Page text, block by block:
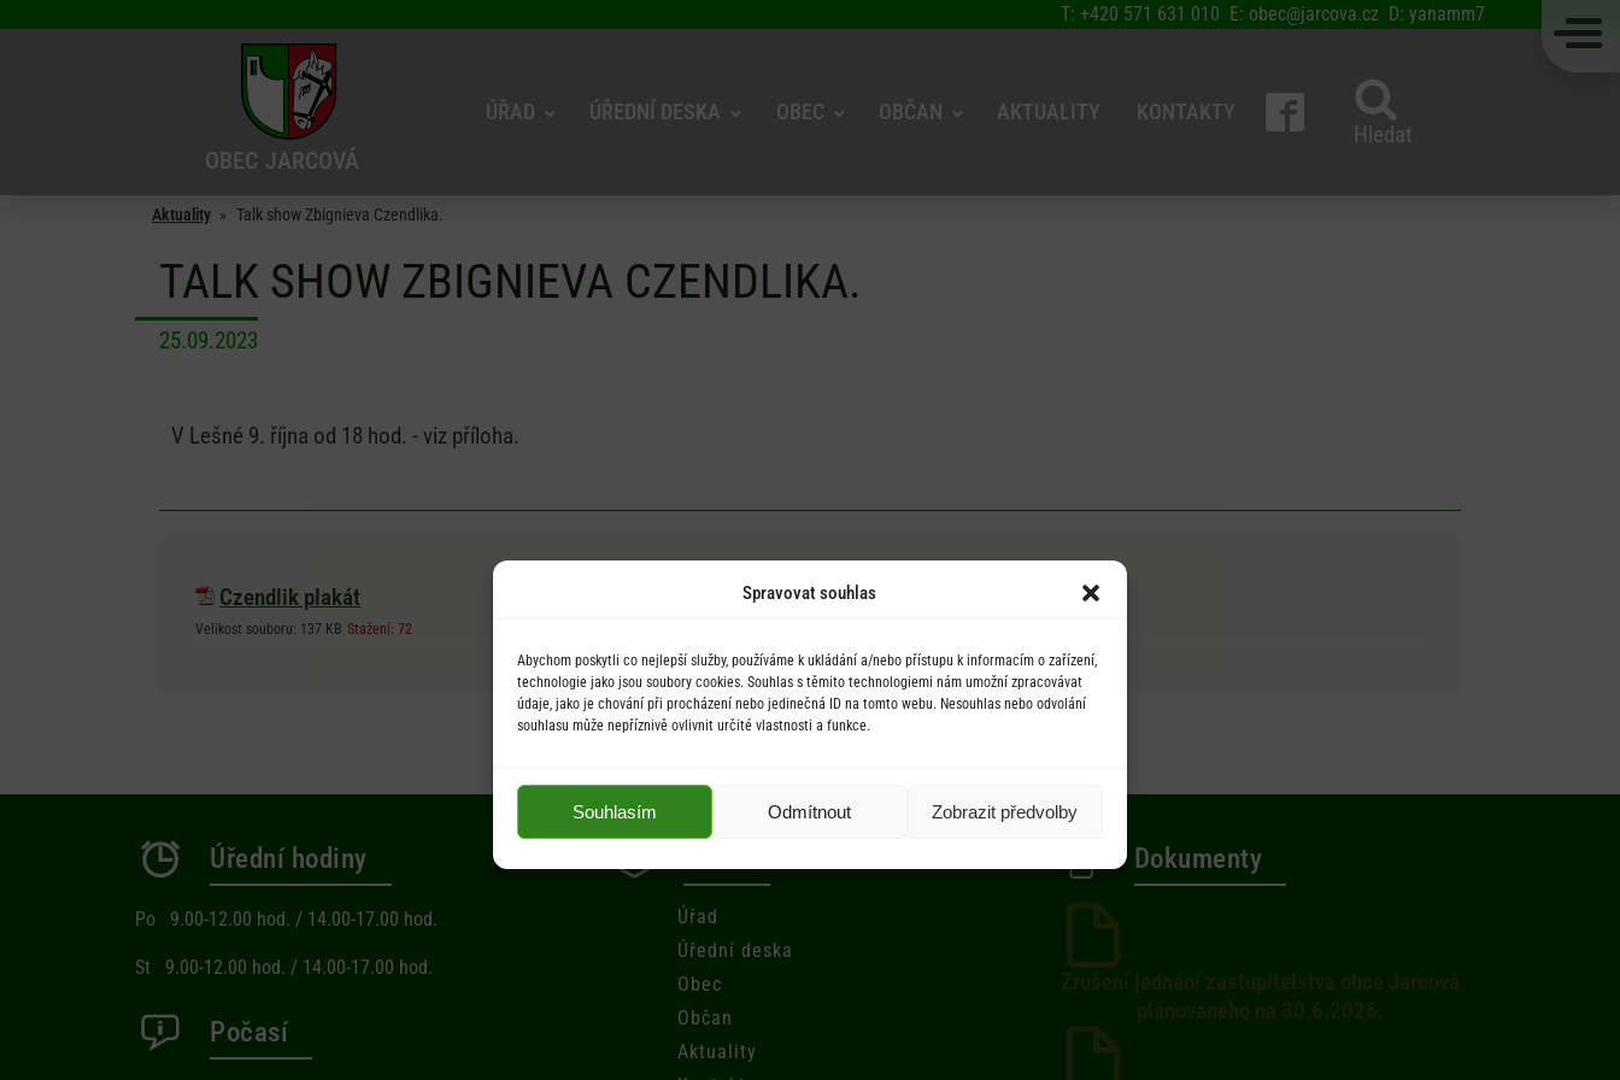
Spravovat souhlas
Abychom poskytli co nejlepší služby, používáme k ukládání a/nebo přístupu k informacím o zařízení,
technologie jako jsou soubory cookies. Souhlas s těmito technologiemi nám umožní zpracovávat
údaje, jako je chování při procházení nebo jedinečná ID na tomto webu. Nesouhlas nebo odvolání
souhlasu může nepříznivě ovlivnit určité vlastnosti a funkce.
Souhlasím Odmítnout Zobrazit předvolby
T: +420 571 631 010 E: obec@jarcova.cz D: yanamm7
OBEC JARCOVÁ
ÚŘAD ÚŘEDNÍ DESKA OBEC OBČAN AKTUALITY KONTAKTY
Hledat
Aktuality » Talk show Zbignieva Czendlika.
TALK SHOW ZBIGNIEVA CZENDLIKA.
25.09.2023
V Lešné 9. října od 18 hod. - viz příloha.
Czendlik plakát
Velikost souboru: 137 KB Stažení: 72
Úřední hodiny
Po 9.00-12.00 hod. / 14.00-17.00 hod.
St 9.00-12.00 hod. / 14.00-17.00 hod.
Počasí
Úřad
Úřední deska
Obec
Občan
Aktuality
Dokumenty